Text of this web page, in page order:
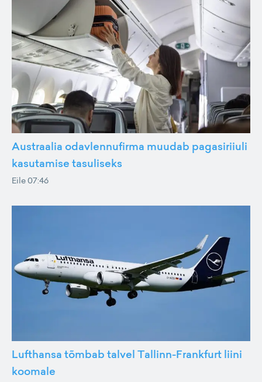
Austraalia odavlennufirma muudab pagasiriiuli
kasutamise tasuliseks
Eile 07:46
Lufthansa tõmbab talvel Tallinn-Frankfurt liini
koomale